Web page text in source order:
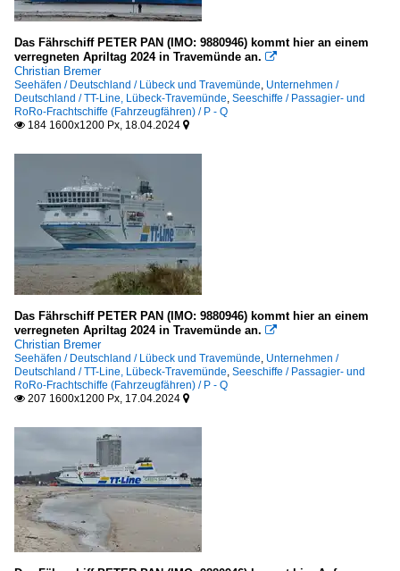
Dänemark
DFDS (Det Forenede Dampskibs-Selskab)
Deutschland
Scandlines, Hamburg
Italien
Grimaldi Group
Kroatien
Jadrolinija, Rijeka
Norwegen
Hurtigruten ASA, Tromso
Polen
Unity Line, Stettin
Spanien
EuroFerrys
Das Fährschiff PETER PAN (IMO: 9880946) kommt hier an einem
verregneten Apriltag 2024 in Travemünde an. 
Christian Bremer
Seehäfen / Deutschland / Lübeck und Travemünde, Unternehmen /
Deutschland / TT-Line, Lübeck-Travemünde, Seeschiffe / Passagier- und
RoRo-Frachtschiffe (Fahrzeugfähren) / P - Q
 184 1600x1200 Px, 18.04.2024 
Das Fährschiff PETER PAN (IMO: 9880946) kommt hier an einem
verregneten Apriltag 2024 in Travemünde an. 
Christian Bremer
Seehäfen / Deutschland / Lübeck und Travemünde, Unternehmen /
Deutschland / TT-Line, Lübeck-Travemünde, Seeschiffe / Passagier- und
RoRo-Frachtschiffe (Fahrzeugfähren) / P - Q
 207 1600x1200 Px, 17.04.2024 